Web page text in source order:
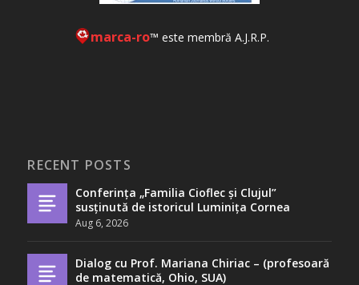
marca-ro™ este membră A.J.R.P.
RECENT POSTS
Conferința „Familia Cioflec și Clujul”
susținută de istoricul Luminița Cornea
Aug 6, 2026
Dialog cu Prof. Mariana Chiriac – (profesoară
de matematică, Ohio, SUA)